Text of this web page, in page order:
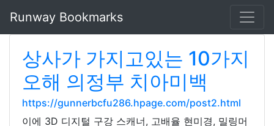
Runway Bookmarks
상사가 가지고있는 10가지
오해 의정부 치아미백
https://gunnerbcfu286.hpage.com/post2.html
이에 3D 디지털 구강 스캐너, 고배율 현미경, 밀링머